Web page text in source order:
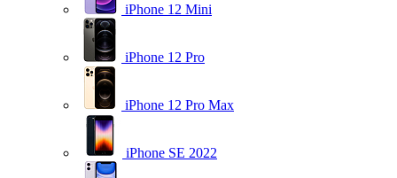
iPhone 12 Mini
iPhone 12 Pro
iPhone 12 Pro Max
iPhone SE 2022